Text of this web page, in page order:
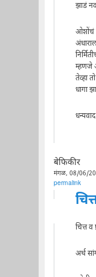
झाडं
ओशोंचं
म्हणजे
तेव्हा
धागा
बेफिकीर
मंगळ, 08/06/
permalink
चित्त व
अर्थ